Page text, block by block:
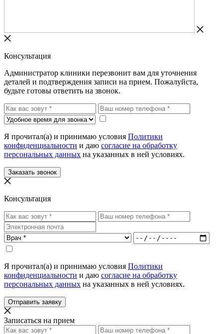
Консультация
Администратор клиники перезвонит вам для уточнения
деталей и подтверждения записи на прием. Пожалуйста,
будьте готовы ответить на звонок.
Я прочитал(а) и принимаю условия Политики
конфиденциальности и даю согласие на обработку
персональных данных на указанных в ней условиях.
Заказать звонок
Консультация
Я прочитал(а) и принимаю условия Политики
конфиденциальности и даю согласие на обработку
персональных данных на указанных в ней условиях.
Отправить заявку
Записаться на прием